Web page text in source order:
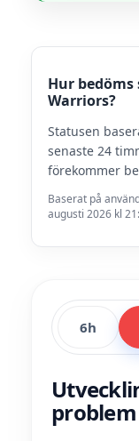
Hur
Warriors?
Statusen
senaste 24
förekommer
Baserat på
augusti 2026 kl
6h
problem